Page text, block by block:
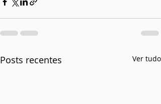
Posts recentes Ver tudo